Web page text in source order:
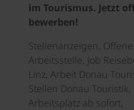
im Tourismus. Jetzt
bewerben!
Stellenanzeigen,
Arbeitsstelle, Job
Linz, Arbeit Donau
Stellen Donau
Arbeitsplatz ab sofort,